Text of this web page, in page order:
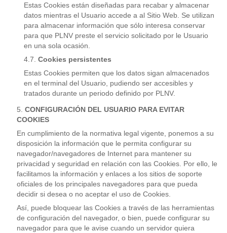
Estas Cookies están diseñadas para recabar y almacenar
datos mientras el Usuario accede a al Sitio Web. Se utilizan
para almacenar información que sólo interesa conservar
para que PLNV preste el servicio solicitado por le Usuario
en una sola ocasión.
Cookies persistentes
Estas Cookies permiten que los datos sigan almacenados
en el terminal del Usuario, pudiendo ser accesibles y
tratados durante un periodo definido por PLNV.
CONFIGURACIÓN DEL USUARIO PARA EVITAR
COOKIES
En cumplimiento de la normativa legal vigente, ponemos a su
disposición la información que le permita configurar su
navegador/navegadores de Internet para mantener su
privacidad y seguridad en relación con las Cookies. Por ello, le
facilitamos la información y enlaces a los sitios de soporte
oficiales de los principales navegadores para que pueda
decidir si desea o no aceptar el uso de Cookies.
Así, puede bloquear las Cookies a través de las herramientas
de configuración del navegador, o bien, puede configurar su
navegador para que le avise cuando un servidor quiera